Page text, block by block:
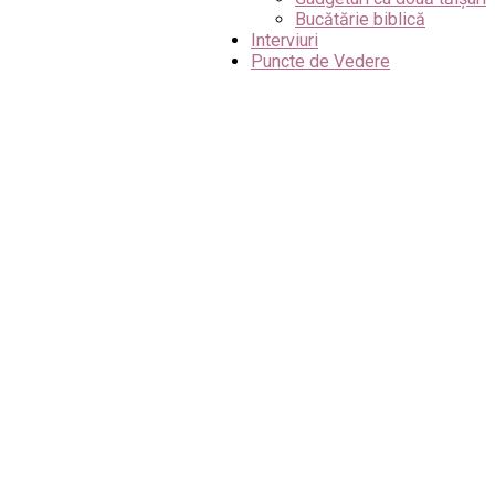
Bucătărie biblică
Interviuri
Puncte de Vedere